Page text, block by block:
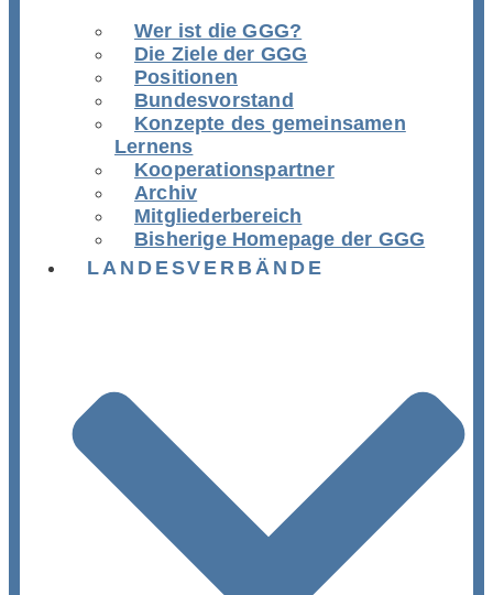
Wer ist die GGG?
Die Ziele der GGG
Positionen
Bundesvorstand
Konzepte des gemeinsamen
Lernens
Kooperationspartner
Archiv
Mitgliederbereich
Bisherige Homepage der GGG
LANDESVERBÄNDE